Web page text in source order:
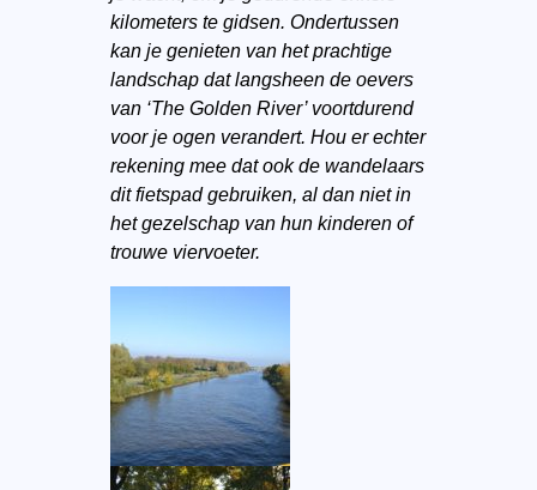
kilometers te gidsen. Ondertussen
kan je genieten van het prachtige
landschap dat langsheen de oevers
van ‘The Golden River’ voortdurend
voor je ogen verandert. Hou er echter
rekening mee dat ook de wandelaars
dit fietspad gebruiken, al dan niet in
het gezelschap van hun kinderen of
trouwe viervoeter.